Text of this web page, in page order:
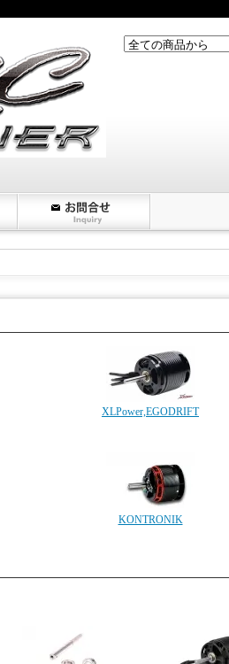
XLPower,EGODRIFT
KONTRONIK